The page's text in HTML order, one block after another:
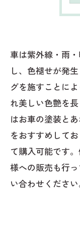
車は紫外線・雨
し、色褪せが発
グを施すことに
れ美しい色艶を
はお車の塗装と
をおすすめして
て購入可能です
様への販売も行
い合わせください